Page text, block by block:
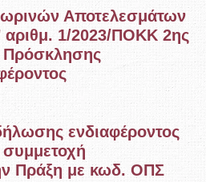
Αποτελεσμάτων
αριθμ. 1/2023/ΠΟΚΚ 2ης
Πρόσκλησης
ενδιαφέροντος
Πράξη με κωδ. ΟΠΣ